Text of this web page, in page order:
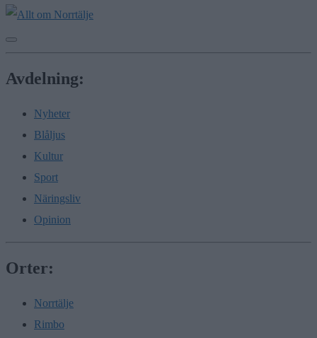
Avdelning:
Nyheter
Blåljus
Kultur
Sport
Näringsliv
Opinion
Orter:
Norrtälje
Rimbo